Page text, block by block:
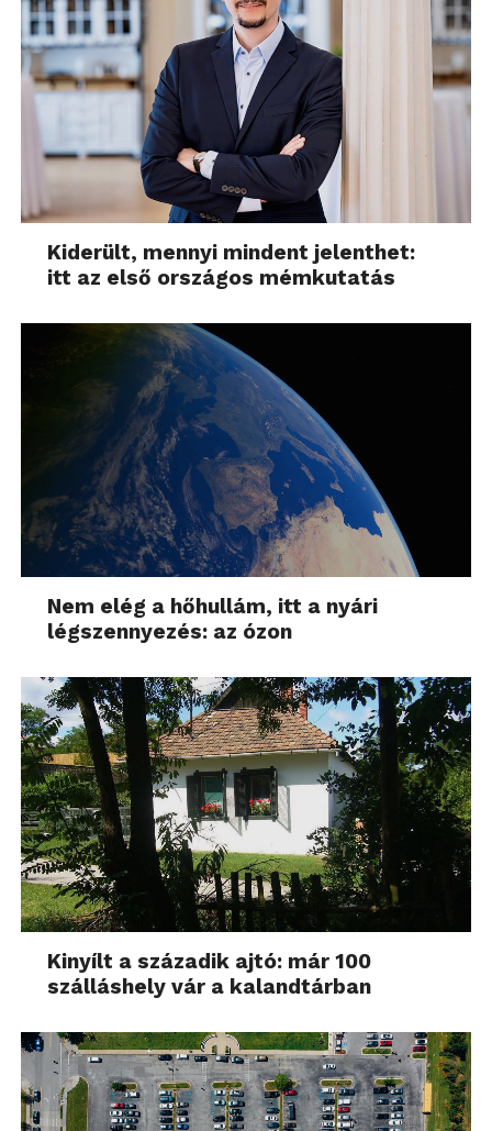
Kiderült, mennyi mindent jelenthet:
itt az első országos mémkutatás
Nem elég a hőhullám, itt a nyári
légszennyezés: az ózon
Kinyílt a századik ajtó: már 100
szálláshely vár a kalandtárban